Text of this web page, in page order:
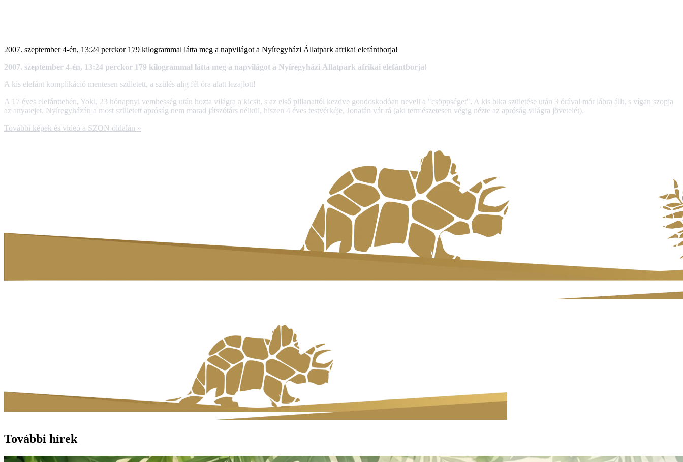
2007. szeptember 4-én, 13:24 perckor 179 kilogrammal látta meg a napvilágot a Nyíregyházi Állatpark afrikai elefántborja!
2007. szeptember 4-én, 13:24 perckor 179 kilogrammal látta meg a napvilágot a Nyíregyházi Állatpark afrikai elefántborja!
A kis elefánt komplikáció mentesen született, a szülés alig fél óra alatt lezajlott!
A 17 éves elefánttehén, Yoki, 23 hónapnyi vemhesség után hozta világra a kicsit, s az első pillanattól kezdve gondoskodóan neveli a "csöppséget". A kis bika születése után 3 órával már lábra állt, s vígan szopja
az anyatejet. Nyíregyházán a most született apróság nem marad játszótárs nélkül, hiszen 4 éves testvérkéje, Jonatán vár rá (aki természetesen végig nézte az apróság világra jövetelét).
További képek és videó a SZON oldalán »
További hírek